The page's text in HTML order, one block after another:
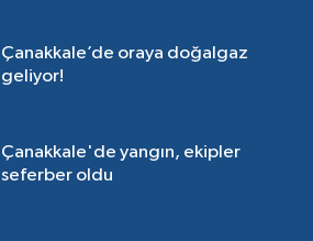
Çanakkale’de oraya doğalgaz
geliyor!
Çanakkale'de yangın, ekipler
seferber oldu